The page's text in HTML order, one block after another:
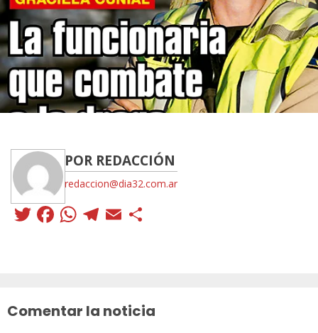
POR REDACCIÓN
redaccion@dia32.com.ar
Twitter
Facebook
WhatsApp
Telegram
Email
Comentar la noticia